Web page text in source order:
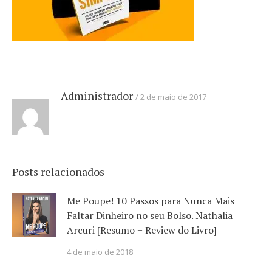
Administrador 2 de maio de 2017
Posts relacionados
Me Poupe! 10 Passos para Nunca Mais
Faltar Dinheiro no seu Bolso. Nathalia
Arcuri [Resumo + Review do Livro]
4 de maio de 2018